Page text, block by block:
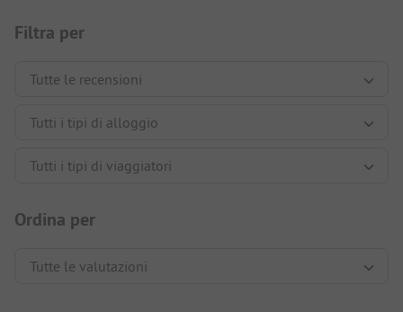
Filtra per
Ordina per